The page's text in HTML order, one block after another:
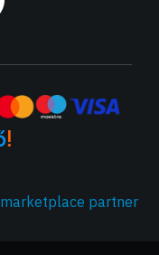
marketplace partner